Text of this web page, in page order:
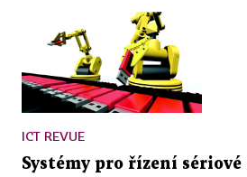
ICT REVUE
Systémy pro řízení sériové